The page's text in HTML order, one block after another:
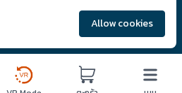
Allow cookies